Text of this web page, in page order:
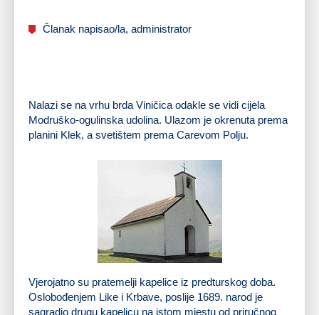
Članak napisao/la, administrator
Nalazi se na vrhu brda Viničica odakle se vidi cijela
Modruško-ogulinska udolina. Ulazom je okrenuta prema
planini Klek, a svetištem prema Carevom Polju.
Vjerojatno su pratemelji kapelice iz predturskog doba.
Oslobođenjem Like i Krbave, poslije 1689. narod je
sagradio drugu kapelicu na istom mjestu od priručnog